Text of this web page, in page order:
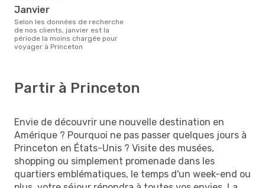
janvier
Selon les données de recherche
de nos clients, janvier est la
période la moins chargée pour
voyager à Princeton
Partir à Princeton
Envie de découvrir une nouvelle destination en
Amérique ? Pourquoi ne pas passer quelques jours à
Princeton en États-Unis ? Visite des musées,
shopping ou simplement promenade dans les
quartiers emblématiques, le temps d'un week-end ou